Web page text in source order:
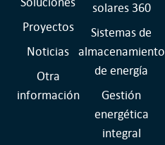
Proyectos
Noticias
Otra
información
solares 360
Sistemas de
almacenamiento
de energía
Gestión
energética
integral